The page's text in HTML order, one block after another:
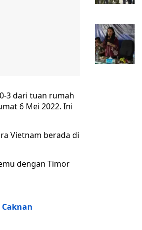
3 dari tuan rumah
6 Mei 2022. Ini
Vietnam berada di
dengan Timor